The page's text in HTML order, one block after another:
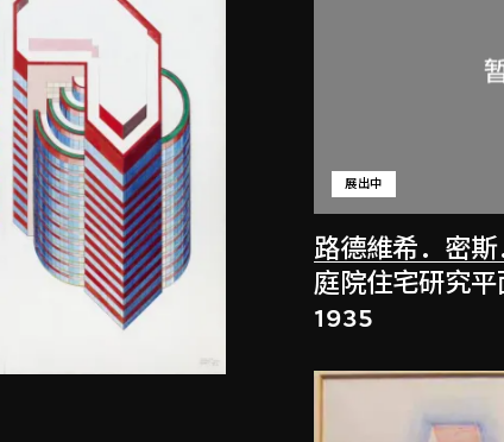
路德維希．密
展出中
庭院住宅研究
1935